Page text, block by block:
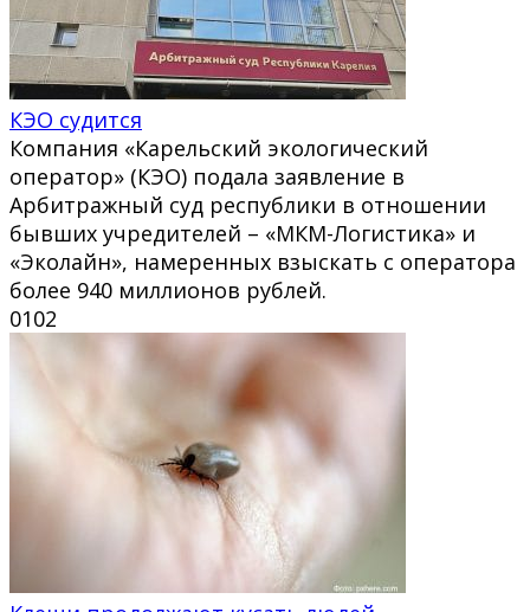
КЭО судится
Компания «Карельский экологический
оператор» (КЭО) подала заявление в
Арбитражный суд республики в отношении
бывших учредителей – «МКМ-Логистика» и
«Эколайн», намеренных взыскать с оператора
более 940 миллионов рублей.
0102